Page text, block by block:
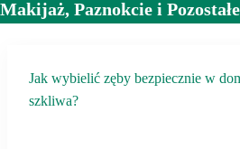
Makijaż, Paznokcie i Pozostałe
Jak wybielić zęby bezpiecznie w
szkliwa?